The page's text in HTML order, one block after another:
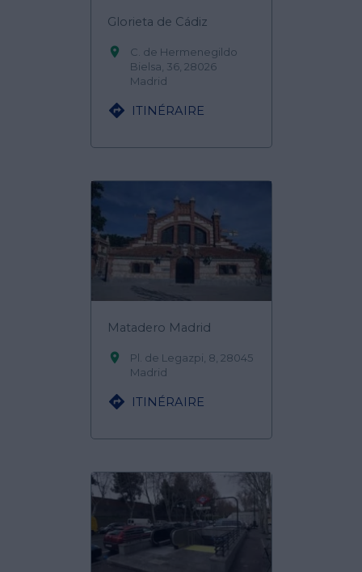
Glorieta de Cádiz

C. de Hermenegildo
Bielsa, 36, 28026
Madrid
 ITINÉRAIRE
Matadero Madrid

Pl. de Legazpi, 8, 28045
Madrid
 ITINÉRAIRE